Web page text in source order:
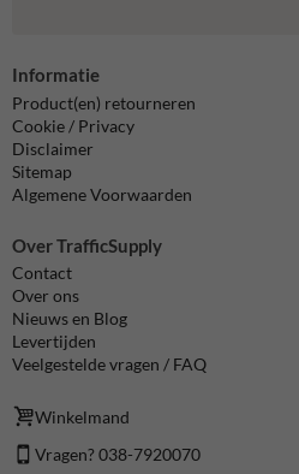
Informatie
Product(en) retourneren
Cookie / Privacy
Disclaimer
Sitemap
Algemene Voorwaarden
Over TrafficSupply
Contact
Over ons
Nieuws en Blog
Levertijden
Veelgestelde vragen / FAQ
Winkelmand
Vragen? 038-7920070